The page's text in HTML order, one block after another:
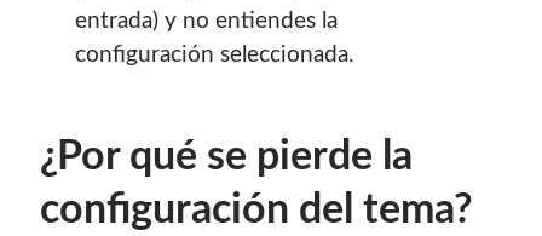
If you like this website or any of my work, consider to
give a small donation. It will help me to invest time on
Si te gusta este sitio web o mi trabajo, puedes hacer una
pequeña donación. Me ayudará a invertir tiempo en crear
contenido para este sitio.
entrada) y no entiendes la
configuración seleccionada.
¿Por qué se pierde la
configuración del tema?